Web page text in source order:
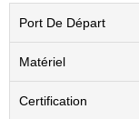
Port De Départ
Matériel
Certification